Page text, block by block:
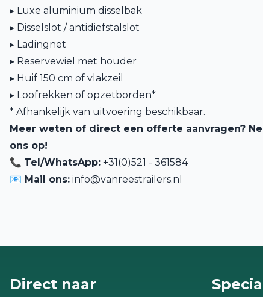
▸ Luxe aluminium disselbak
▸ Disselslot / antidiefstalslot
▸ Ladingnet
▸ Reservewiel met houder
▸ Huif 150 cm of vlakzeil
▸ Loofrekken of opzetborden*
* Afhankelijk van uitvoering beschikbaar.
Meer weten of direct een offerte aanvragen?
ons op!
📞 Tel/WhatsApp: +31(0)521 - 361584
📧 Mail ons: info@vanreestrailers.nl
Direct naar